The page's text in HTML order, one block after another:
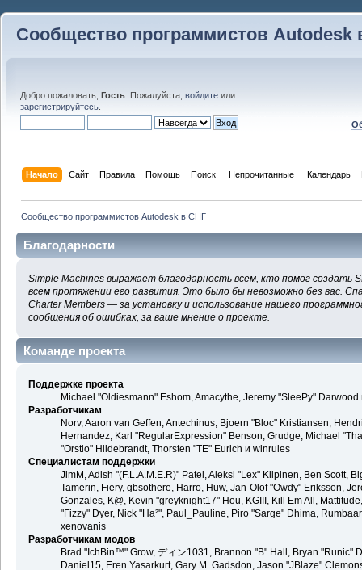
Сообщество программистов Autodesk
Добро пожаловать, Гость . Пожалуйста, войдите или
зарегистрируйтесь
Начало Сайт Правила Помощь Поиск Непрочитанные Календарь
Сообщество программистов Autodesk в СНГ
Благодарности
Simple Machines выражает благодарность всем, кто помог создать
всем протяжении его развития. Это было бы невозможно без вас.
Charter Members — за установку и использование нашего
сообщения об ошибках, за ваше мнение о проекте.
Команде проекта
Поддержке проекта
Michael "Oldiesmann" Eshom, Amacythe, Jeremy "SleePy"
Разработчикам
Norv, Aaron van Geffen, Antechinus, Bjoern "Bloc" Kristiansen,
Hernandez, Karl "RegularExpression" Benson, Grudge, Michael
"Orstio" Hildebrandt, Thorsten "TE" Eurich и winrules
Специалистам поддержки
JimM, Adish "(F.L.A.M.E.R)" Patel, Aleksi "Lex" Kilpinen, Ben Scott,
Tamerin, Fiery, gbsothere, Harro, Huw, Jan-Olof "Owdy" Eriksson,
Gonzales, K@, Kevin "greyknight17" Hou, KGIII, Kill Em All,
"Fizzy" Dyer, Nick "Ha²", Paul_Pauline, Piro "Sarge" Dhima,
xenovanis
Разработчикам модов
Brad "IchBin™" Grow, ディン1031, Brannon "B" Hall, Bryan "Runic"
Daniel15, Eren Yasarkurt, Gary M. Gadsdon, Jason "JBlaze"